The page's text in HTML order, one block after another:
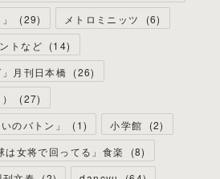
(29) メトロミニッツ (6)
トなど (14)
月刊日本橋 (26)
(27)
のバトン」
(1) 小学館 (2)
は女将で回ってる」食楽 (8)